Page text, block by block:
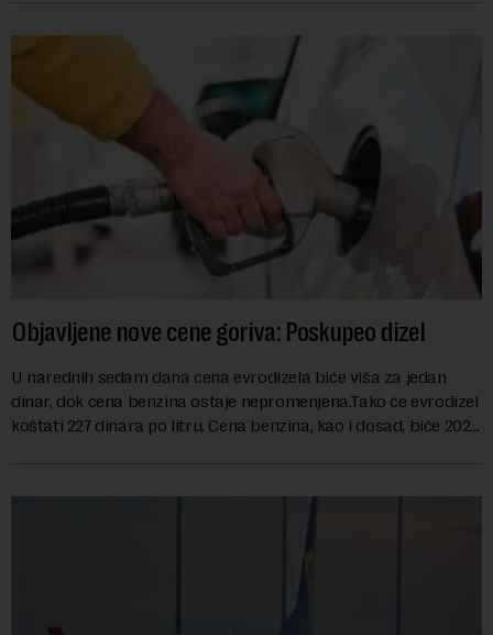
Objavljene nove cene goriva: Poskupeo dizel
U narednih sedam dana cena evrodizela biće viša za jedan
dinar, dok cena benzina ostaje nepromenjena.Tako će evrodizel
koštati 227 dinara po litru. Cena benzina, kao i dosad, biće 202